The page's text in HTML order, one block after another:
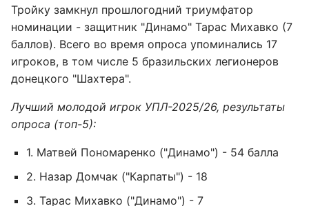
Тройку замкнул прошлогодний триумфатор
номинации - защитник "Динамо" Тарас Михавко (7
баллов). Всего во время опроса упоминались 17
игроков, в том числе 5 бразильских легионеров
донецкого "Шахтера".
Лучший молодой игрок УПЛ-2025/26, результаты
опроса (топ-5):
1. Матвей Пономаренко ("Динамо") - 54 балла
2. Назар Домчак ("Карпаты") - 18
3. Тарас Михавко ("Динамо") - 7